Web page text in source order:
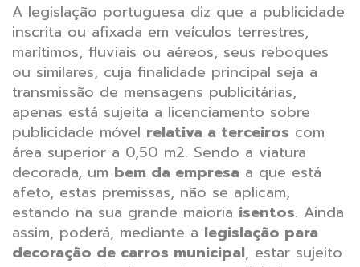
A legislação portuguesa diz que a publicidade
inscrita ou afixada em veículos terrestres,
marítimos, fluviais ou aéreos, seus reboques
ou similares, cuja finalidade principal seja a
transmissão de mensagens publicitárias,
apenas está sujeita a licenciamento sobre
publicidade móvel relativa a terceiros com
área superior a 0,50 m2. Sendo a viatura
decorada, um bem da empresa a que está
afeto, estas premissas, não se aplicam,
estando na sua grande maioria isentos. Ainda
assim, poderá, mediante a legislação para
decoração de carros municipal, estar sujeito